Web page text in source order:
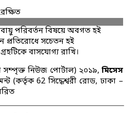
পরিবর্তন বিষয়ে অবগত হই
প্রতিরোধে সচেতন হই
বাসযোগ্য রাখি।
সম্পৃক্ত নিউজ পোর্টাল) ২০১৯, মিসেস
(কর্তৃক 62 সিদ্ধেশ্বরী রোড, ঢাকা –